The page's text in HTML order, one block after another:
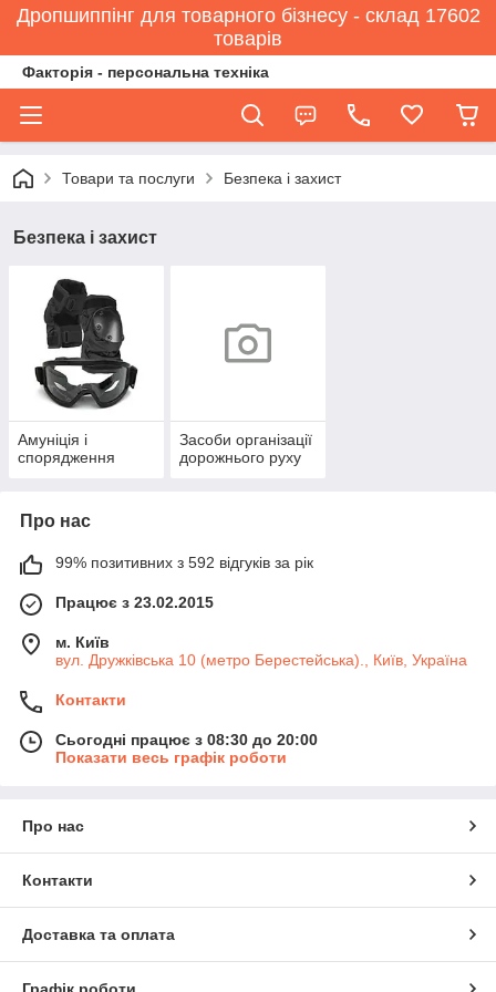
Дропшиппінг для товарного бізнесу - склад 17602
товарів
Факторія - персональна техніка
Товари та послуги Безпека і захист
Безпека і захист
Амуніція і
спорядження
Засоби організації
дорожнього руху
Про нас
99% позитивних з 592 відгуків за рік
Працює з 23.02.2015
м. Київ
вул. Дружківська 10 (метро Берестейська)., Київ, Україна
Контакти
Сьогодні працює з 08:30 до 20:00
Показати весь графік роботи
Про нас
Контакти
Доставка та оплата